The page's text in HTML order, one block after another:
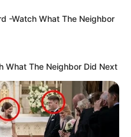
-Watch What The Neighbor
What The Neighbor Did Next